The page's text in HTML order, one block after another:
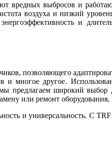
вредных выбросов и
воздуха и низкий
и
позволяющего
другое.
мы предлагаем широкий
или ремонт
и универсальность. С